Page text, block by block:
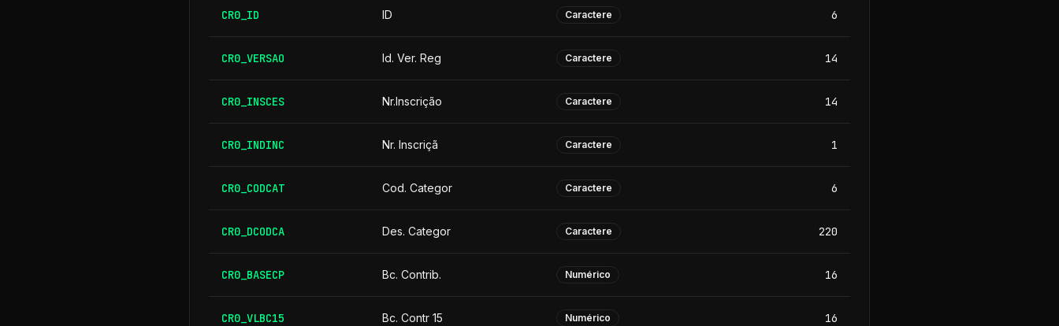
CR0_ID ID Caractere 6
CR0_VERSAO Id. Ver. Reg Caractere 14
CR0_INSCES Nr.Inscrição Caractere 14
CR0_INDINC Nr. Inscriçã Caractere 1
CR0_CODCAT Cod. Categor Caractere 6
CR0_DCODCA Des. Categor Caractere 220
CR0_BASECP Bc. Contrib. Numérico 16
CR0_VLBC15 Bc. Contr 15 Numérico 16